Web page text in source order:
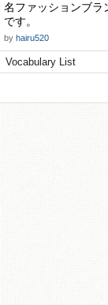
名ファッションブラ
です。
by hairu520
Vocabulary List